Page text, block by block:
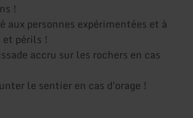
!
aux personnes expérimentées et à
et périls !
accru sur les rochers en cas
le sentier en cas d'orage !